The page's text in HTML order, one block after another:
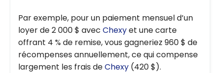
Par exemple, pour un paiement mensuel d’un
loyer de 2 000 $ avec Chexyet une carte
offrant 4 % de remise, vous gagneriez 960 $ de
récompenses annuellement, ce qui compense
largement les frais deChexy (420 $).